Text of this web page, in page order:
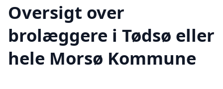
Oversigt over
brolæggere i Tødsø eller
hele Morsø Kommune